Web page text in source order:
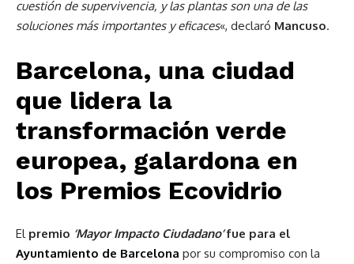
cuestión de supervivencia, y las plantas son una de las
soluciones más importantes y eficaces«, declaró Mancuso.
Barcelona, una ciudad
que lidera la
transformación verde
europea, galardona en
los Premios Ecovidrio
El premio ‘Mayor Impacto Ciudadano’fue para el
Ayuntamiento de Barcelona por su compromiso con la